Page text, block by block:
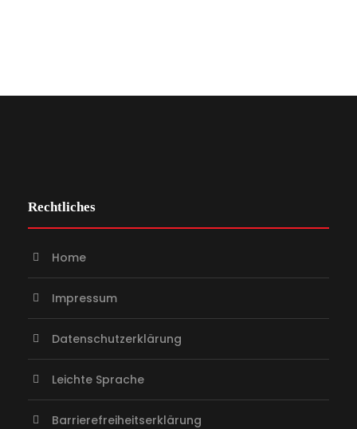
Rechtliches
Home
Impressum
Datenschutzerklärung
Leichte Sprache
Barrierefreiheitserklärung